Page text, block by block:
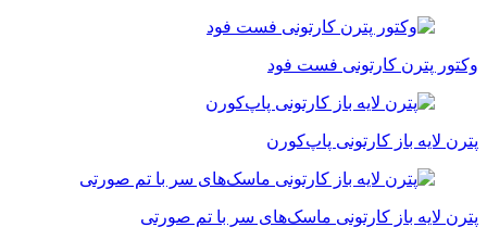
وکتور پترن کارتونی فست فود
پترن لایه باز کارتونی پاپ‌کورن
پترن لایه باز کارتونی ماسک‌های سر با تم صورتی